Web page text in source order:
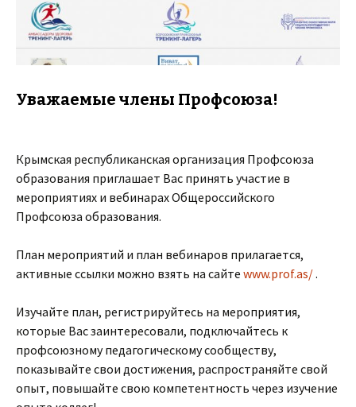
Уважаемые члены Профсоюза!
Крымская республиканская организация Профсоюза
образования приглашает Вас принять участие в
мероприятиях и вебинарах Общероссийского
Профсоюза образования.
План мероприятий и план вебинаров прилагается,
активные ссылки можно взять на сайте www.prof.as/.
Изучайте план, регистрируйтесь на мероприятия,
которые Вас заинтересовали, подключайтесь к
профсоюзному педагогическому сообществу,
показывайте свои достижения, распространяйте свой
опыт, повышайте свою компетентность через изучение